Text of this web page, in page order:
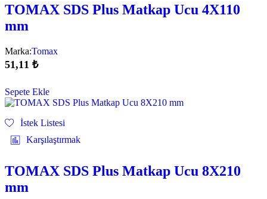
TOMAX SDS Plus Matkap Ucu 4X110
mm
Marka:Tomax
51,11 ₺
Sepete Ekle
İstek Listesi
Karşılaştırmak
TOMAX SDS Plus Matkap Ucu 8X210
mm